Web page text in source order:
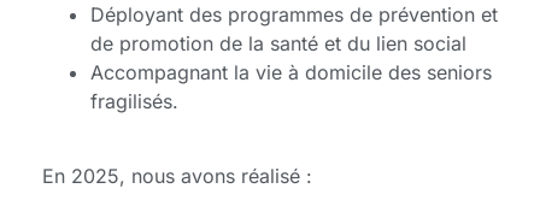
Déployant des programmes de prévention et
de promotion de la santé et du lien social
Accompagnant la vie à domicile des seniors
fragilisés.
En 2025, nous avons réalisé :